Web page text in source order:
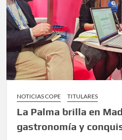
NOTICIAS COPE TITULARES
La Palma brilla en
gastronomía y